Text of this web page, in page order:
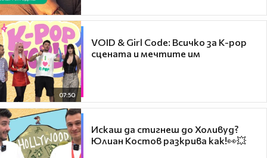
07:50
VOID & Girl Code: Всичко за K-pop
сцената и мечтите им
Искаш да стигнеш до Холивуд?
Юлиан Костов разкрива как!👀💥